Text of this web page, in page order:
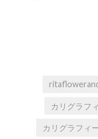
カリグラフ
カリグラフィ